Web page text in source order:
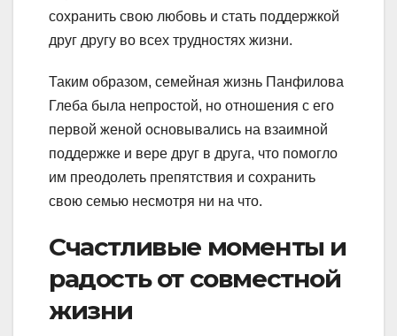
сохранить свою любовь и стать поддержкой
друг другу во всех трудностях жизни.
Таким образом, семейная жизнь Панфилова
Глеба была непростой, но отношения с его
первой женой основывались на взаимной
поддержке и вере друг в друга, что помогло
им преодолеть препятствия и сохранить
свою семью несмотря ни на что.
Счастливые моменты и
радость от совместной
жизни